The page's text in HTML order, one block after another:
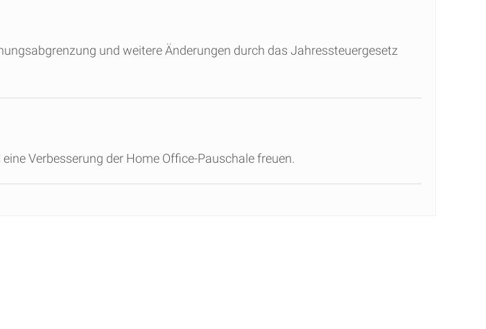
und weitere Änderungen durch das Jahressteuergesetz
Verbesserung der Home Office-Pauschale freuen.